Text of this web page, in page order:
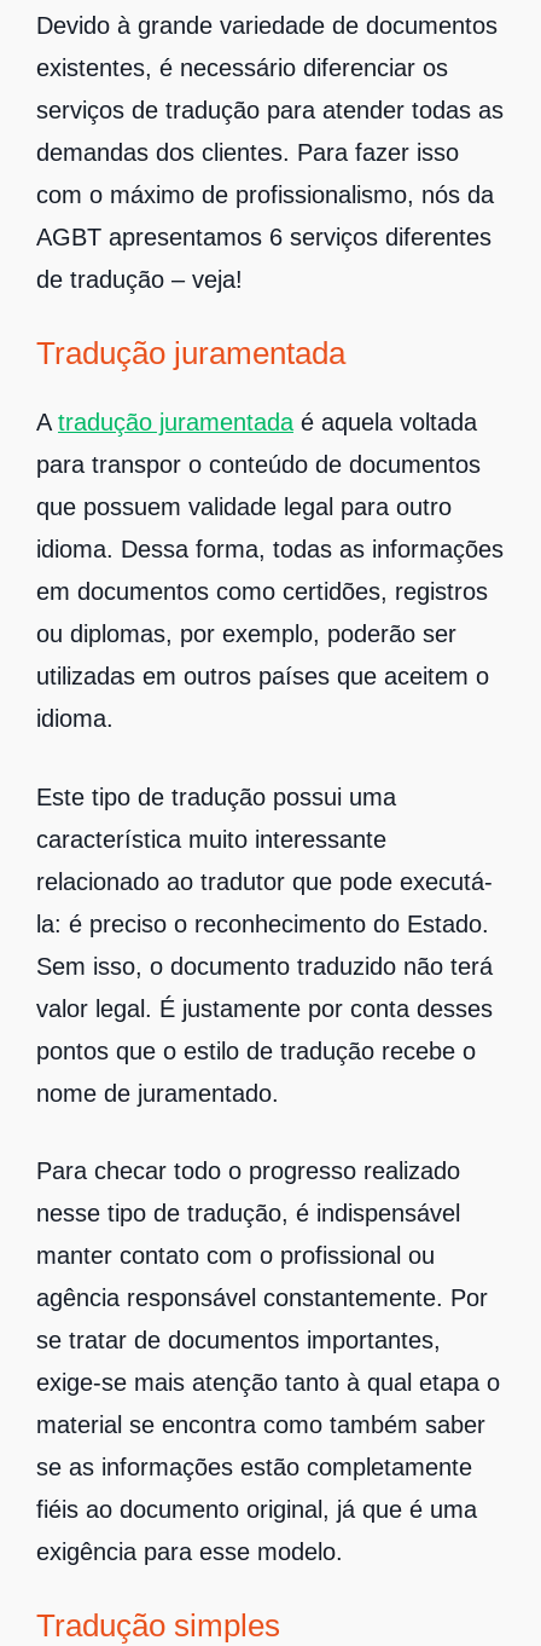
Devido à grande variedade de documentos
existentes, é necessário diferenciar os
serviços de tradução para atender todas as
demandas dos clientes. Para fazer isso
com o máximo de profissionalismo, nós da
AGBT apresentamos 6 serviços diferentes
de tradução – veja!
Tradução juramentada
Atradução juramentadaé aquela voltada
para transpor o conteúdo de documentos
que possuem validade legal para outro
idioma. Dessa forma, todas as informações
em documentos como certidões, registros
ou diplomas, por exemplo, poderão ser
utilizadas em outros países que aceitem o
idioma.
Este tipo de tradução possui uma
característica muito interessante
relacionado ao tradutor que pode executá-
la: é preciso o reconhecimento do Estado.
Sem isso, o documento traduzido não terá
valor legal. É justamente por conta desses
pontos que o estilo de tradução recebe o
nome de juramentado.
Para checar todo o progresso realizado
nesse tipo de tradução, é indispensável
manter contato com o profissional ou
agência responsável constantemente. Por
se tratar de documentos importantes,
exige-se mais atenção tanto à qual etapa o
material se encontra como também saber
se as informações estão completamente
fiéis ao documento original, já que é uma
exigência para esse modelo.
Tradução simples